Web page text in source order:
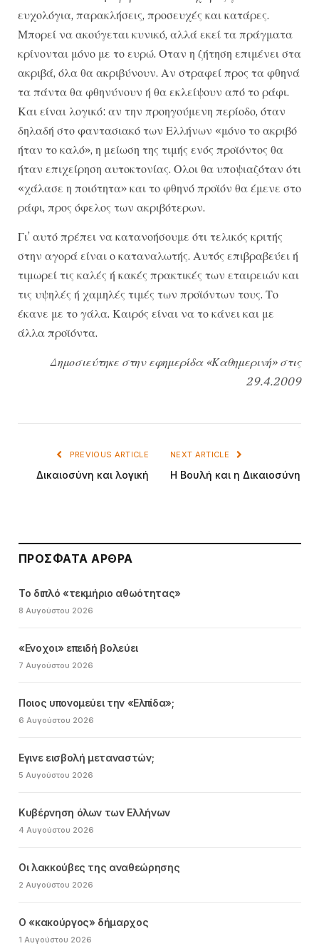
ευχολόγια, παρακλήσεις, προσευχές και κατάρες.
Μπορεί να ακούγεται κυνικό, αλλά εκεί τα πράγματα
κρίνονται μόνο με το ευρώ. Οταν η ζήτηση επιμένει στα
ακριβά, όλα θα ακριβύνουν. Αν στραφεί προς τα φθηνά
τα πάντα θα φθηνύνουν ή θα εκλείψουν από το ράφι.
Και είναι λογικό: αν την προηγούμενη περίοδο, όταν
δηλαδή στο φαντασιακό των Ελλήνων «μόνο το ακριβό
ήταν το καλό», η μείωση της τιμής ενός προϊόντος θα
ήταν επιχείρηση αυτοκτονίας. Ολοι θα υποψιαζόταν ότι
«χάλασε η ποιότητα» και το φθηνό προϊόν θα έμενε στο
ράφι, προς όφελος των ακριβότερων.
Γι’ αυτό πρέπει να κατανοήσουμε ότι τελικός κριτής
στην αγορά είναι ο καταναλωτής. Αυτός επιβραβεύει ή
τιμωρεί τις καλές ή κακές πρακτικές των εταιρειών και
τις υψηλές ή χαμηλές τιμές των προϊόντων τους. Το
έκανε με το γάλα. Καιρός είναι να το κάνει και με
άλλα προϊόντα.
Δημοσιεύτηκε στην εφημερίδα «Καθημερινή» στις
29.4.2009
PREVIOUS ARTICLE
Δικαιοσύνη και λογική
NEXT ARTICLE
Η Βουλή και η Δικαιοσύνη
ΠΡΌΣΦΑΤΑ ΆΡΘΡΑ
Το διπλό «τεκμήριο αθωότητας»
8 Αυγούστου 2026
«Ενοχοι» επειδή βολεύει
7 Αυγούστου 2026
Ποιος υπονομεύει την «Ελπίδα»;
6 Αυγούστου 2026
Εγινε εισβολή μεταναστών;
5 Αυγούστου 2026
Κυβέρνηση όλων των Ελλήνων
4 Αυγούστου 2026
Οι λακκούβες της αναθεώρησης
2 Αυγούστου 2026
Ο «κακούργος» δήμαρχος
1 Αυγούστου 2026